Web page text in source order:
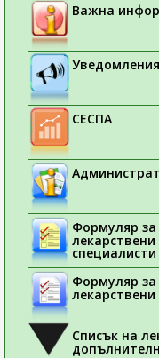
Важна
СЕСПА
Формуляр
специалисти
Формуляр
Списък на